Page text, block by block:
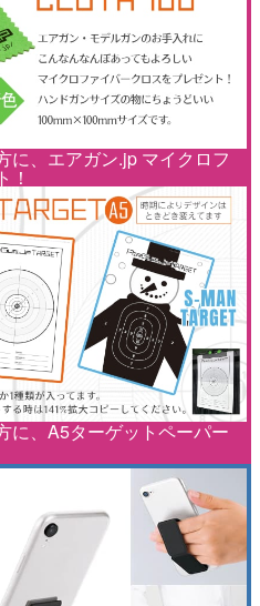
に、エアガン.jp マイクロフ
！
に、A5ターゲットペーパー